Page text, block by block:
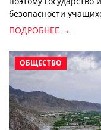
безопасности
ПОДРОБНЕЕ →
ОБЩЕСТВО